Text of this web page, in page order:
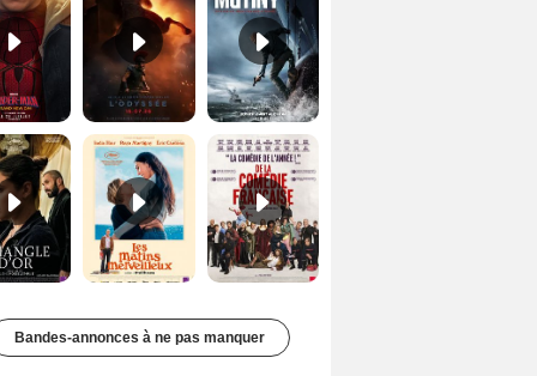
Les Matins merveilleux Bande-annonce VF De la Comédie-Française Teaser VF
Bandes-annonces à ne pas manquer